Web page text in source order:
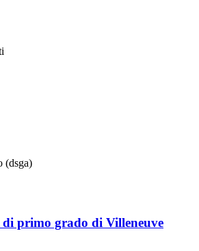
(dsga)
di primo grado di Villeneuve